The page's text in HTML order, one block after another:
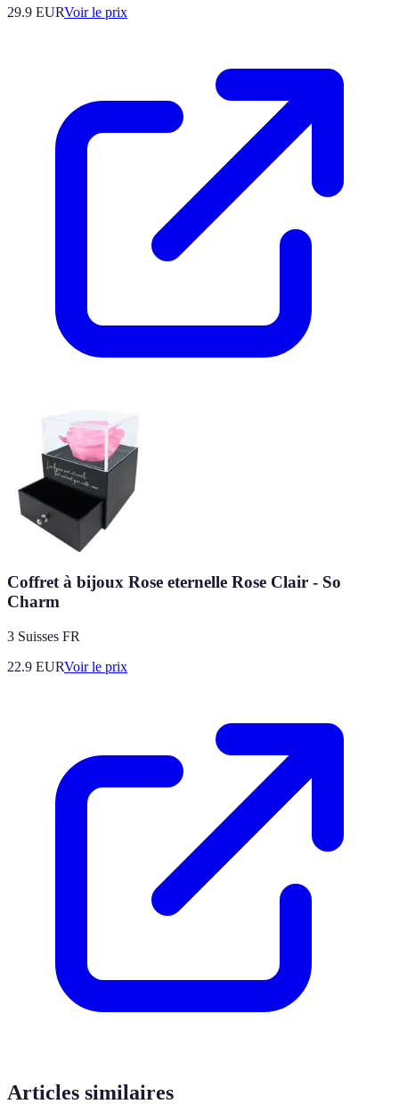
29.9 EURVoir le prix
Coffret à bijoux Rose eternelle Rose Clair - So
Charm
3 Suisses FR
22.9 EURVoir le prix
Articles similaires